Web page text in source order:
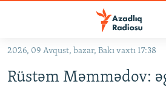
Əsas
qayıt
2026, 09 Avqust, bazar, Bakı vaxtı 17:38
Rüstəm Məmmədov: